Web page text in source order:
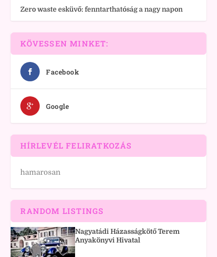
Zero waste esküvő: fenntarthatóság a nagy napon
KÖVESSEN MINKET:
Facebook
Google
HÍRLEVÉL FELIRATKOZÁS
hamarosan
RANDOM LISTINGS
Nagyatádi Házasságkötő Terem
Anyakönyvi Hivatal